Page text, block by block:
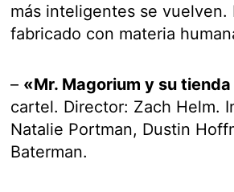
más inteligentes se vuelven.
fabricado con materia
– «Mr. Magorium y su
cartel. Director: Zach Helm.
Natalie Portman, Dustin
Baterman.